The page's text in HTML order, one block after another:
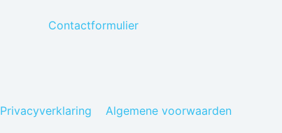
Contactformulier
Privacyverklaring Algemene voorwaarden